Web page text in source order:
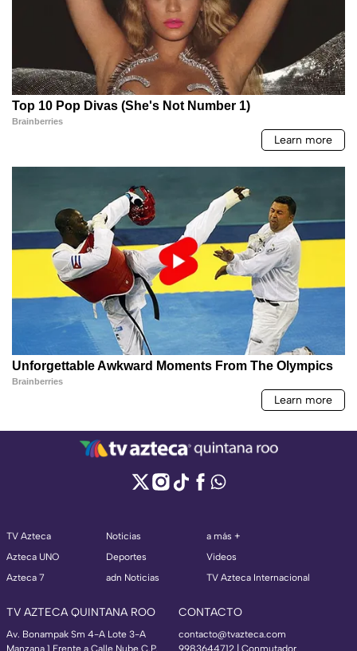
TV Azteca
Azteca UNO
Azteca 7
Noticias
Deportes
adn Noticias
a más +
Videos
TV Azteca Internacional
TV AZTECA QUINTANA ROO
Av. Bonampak Sm 4-A Lote 3-A
Manzana 1 Frente a Calle Nube C.P.
CONTACTO
contacto@tvazteca.com
9983644712 | Conmutador